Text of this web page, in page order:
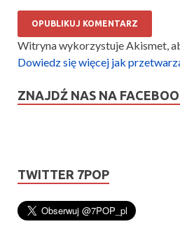
Witryna wykorzystuje Akismet,
Dowiedz się więcej jak
ZNAJDŹ NAS NA
TWITTER 7POP